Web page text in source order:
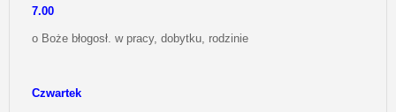
7.00
o Boże błogosł. w pracy, dobytku, rodzinie
Czwartek